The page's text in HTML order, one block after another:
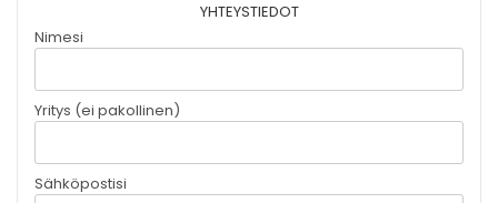
YHTEYSTIEDOT
Nimesi
Yritys (ei pakollinen)
Sähköpostisi